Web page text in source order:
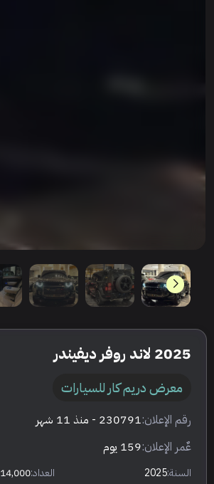
2025 لاند روفر ديفيندر
معرض دريم كار للسيارات
رقم الإعلان:230791 - منذ 11 شهر
عٌمر الإعلان:159 يوم
السنة:2025 العداد:14,000 كم